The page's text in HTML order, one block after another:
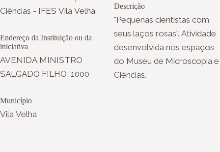
Ciências - IFES Vila Velha
Endereço da Instituição ou da
iniciativa
AVENIDA MINISTRO
SALGADO FILHO, 1000
Município
Vila Velha
Descrição
"Pequenas cientistas com
seus laços rosas". Atividade
desenvolvida nos espaços
do Museu de Microscopia e
Ciências.